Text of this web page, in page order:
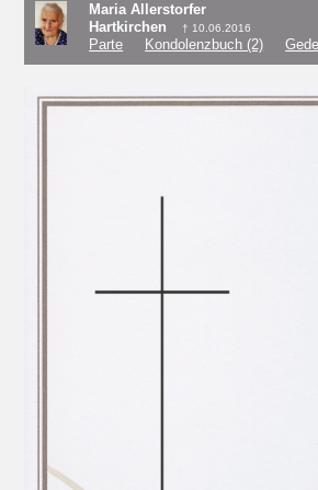
Maria Allerstorfer
Hartkirchen
† 10.06.2016
Parte Kondolenzbuch (2)